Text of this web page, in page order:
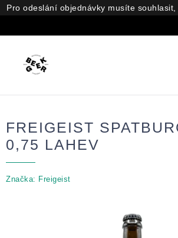
Přejít
na
Pro odeslání objednávky musíte
FREIGEIST
0,75 LAHEV
Značka: Freigeist